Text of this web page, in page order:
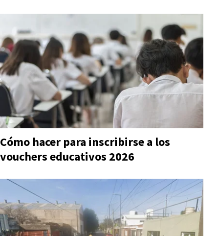
Cómo hacer para inscribirse a los
vouchers educativos 2026